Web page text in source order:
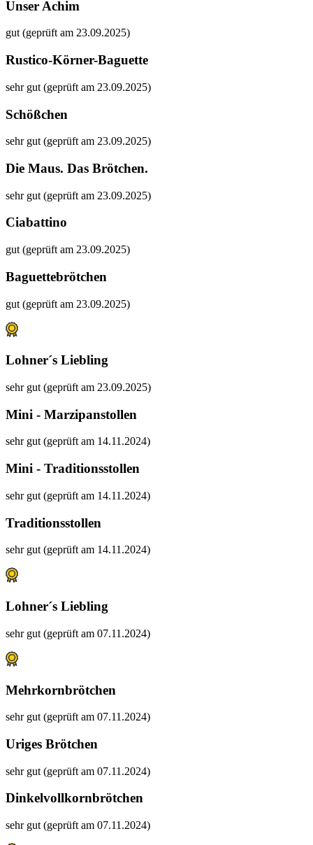
Unser Achim
gut (geprüft am 23.09.2025)
Rustico-Körner-Baguette
sehr gut (geprüft am 23.09.2025)
Schößchen
sehr gut (geprüft am 23.09.2025)
Die Maus. Das Brötchen.
sehr gut (geprüft am 23.09.2025)
Ciabattino
gut (geprüft am 23.09.2025)
Baguettebrötchen
gut (geprüft am 23.09.2025)
Lohner´s Liebling
sehr gut (geprüft am 23.09.2025)
Mini - Marzipanstollen
sehr gut (geprüft am 14.11.2024)
Mini - Traditionsstollen
sehr gut (geprüft am 14.11.2024)
Traditionsstollen
sehr gut (geprüft am 14.11.2024)
Lohner´s Liebling
sehr gut (geprüft am 07.11.2024)
Mehrkornbrötchen
sehr gut (geprüft am 07.11.2024)
Uriges Brötchen
sehr gut (geprüft am 07.11.2024)
Dinkelvollkornbrötchen
sehr gut (geprüft am 07.11.2024)